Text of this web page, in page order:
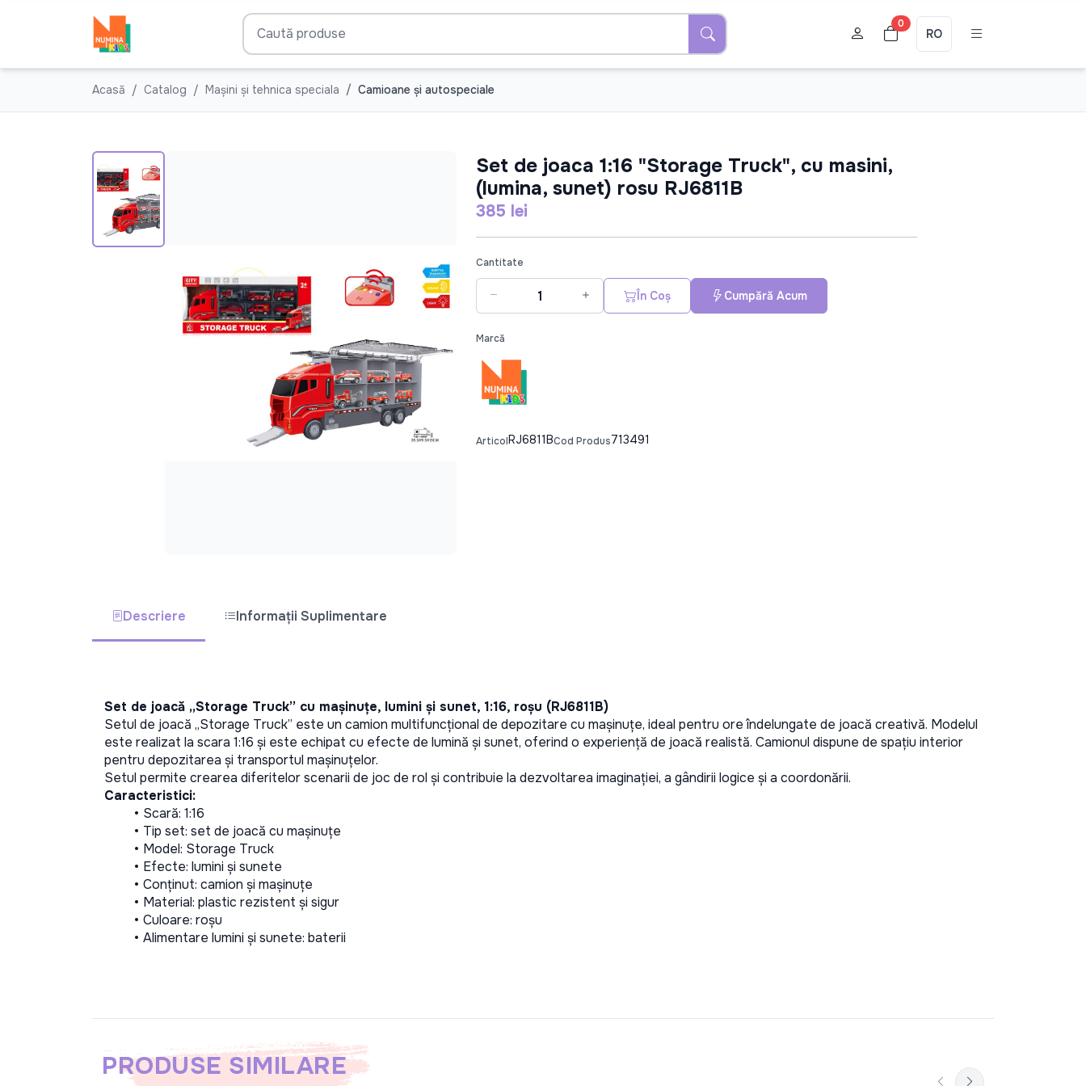
0
RO
Acasă Catalog Mașini și tehnica speciala Camioane şi autospeciale
Set de joaca 1:16 "Storage Truck", cu masini,
(lumina, sunet) rosu RJ6811B
385 lei
Cantitate
În Coș Cumpără Acum
Marcă
ArticolRJ6811BCod Produs713491
Descriere Informații Suplimentare
Set de joacă „Storage Truck” cu mașinuțe, lumini și sunet, 1:16, roșu (RJ6811B)
Setul de joacă „Storage Truck” este un camion multifuncțional de depozitare cu mașinuțe, ideal pentru ore îndelungate de joacă creativă. Modelul
este realizat la scara 1:16 și este echipat cu efecte de lumină și sunet, oferind o experiență de joacă realistă. Camionul dispune de spațiu interior
pentru depozitarea și transportul mașinuțelor.
Setul permite crearea diferitelor scenarii de joc de rol și contribuie la dezvoltarea imaginației, a gândirii logice și a coordonării.
Caracteristici:
Scară: 1:16
Tip set: set de joacă cu mașinuțe
Model: Storage Truck
Efecte: lumini și sunete
Conținut: camion și mașinuțe
Material: plastic rezistent și sigur
Culoare: roșu
Alimentare lumini și sunete: baterii
PRODUSE SIMILARE